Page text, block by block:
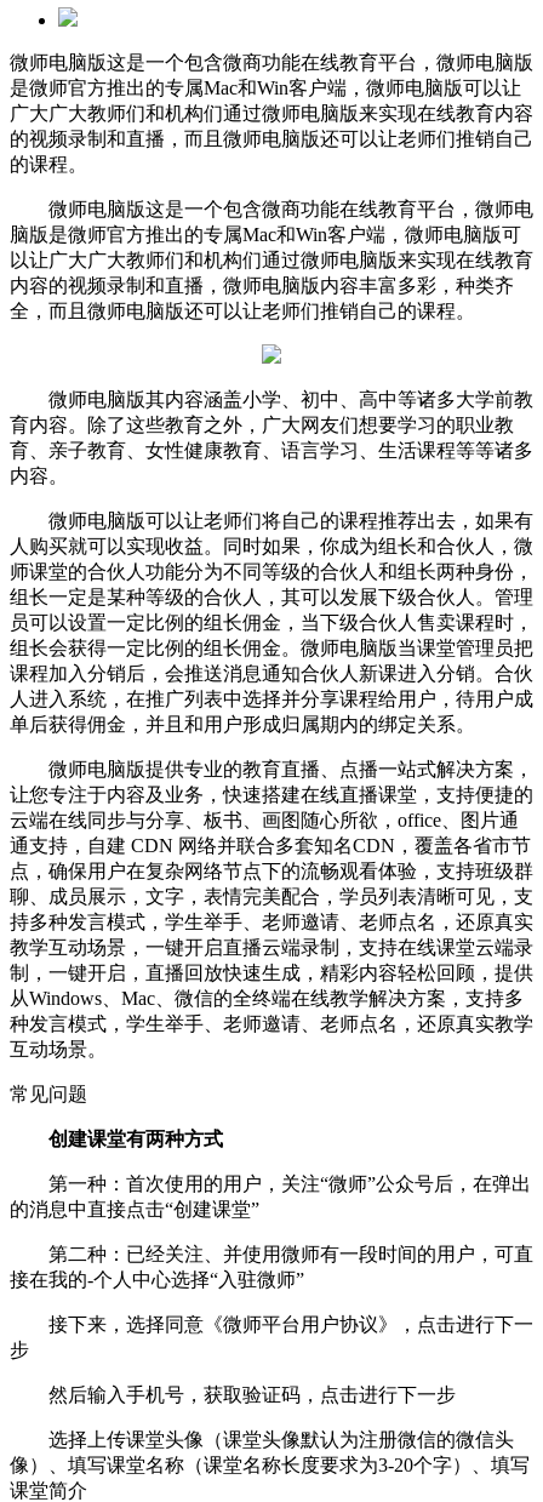
微师电脑版这是一个包含微商功能在线教育平台，微师电脑版
是微师官方推出的专属Mac和Win客户端，微师电脑版可以让
广大广大教师们和机构们通过微师电脑版来实现在线教育内容
的视频录制和直播，而且微师电脑版还可以让老师们推销自己
的课程。
微师电脑版这是一个包含微商功能在线教育平台，微师电
脑版是微师官方推出的专属Mac和Win客户端，微师电脑版可
以让广大广大教师们和机构们通过微师电脑版来实现在线教育
内容的视频录制和直播，微师电脑版内容丰富多彩，种类齐
全，而且微师电脑版还可以让老师们推销自己的课程。
微师电脑版其内容涵盖小学、初中、高中等诸多大学前教
育内容。除了这些教育之外，广大网友们想要学习的职业教
育、亲子教育、女性健康教育、语言学习、生活课程等等诸多
内容。
微师电脑版可以让老师们将自己的课程推荐出去，如果有
人购买就可以实现收益。同时如果，你成为组长和合伙人，微
师课堂的合伙人功能分为不同等级的合伙人和组长两种身份，
组长一定是某种等级的合伙人，其可以发展下级合伙人。管理
员可以设置一定比例的组长佣金，当下级合伙人售卖课程时，
组长会获得一定比例的组长佣金。微师电脑版当课堂管理员把
课程加入分销后，会推送消息通知合伙人新课进入分销。合伙
人进入系统，在推广列表中选择并分享课程给用户，待用户成
单后获得佣金，并且和用户形成归属期内的绑定关系。
微师电脑版提供专业的教育直播、点播一站式解决方案，
让您专注于内容及业务，快速搭建在线直播课堂，支持便捷的
云端在线同步与分享、板书、画图随心所欲，office、图片通
通支持，自建 CDN 网络并联合多套知名CDN，覆盖各省市节
点，确保用户在复杂网络节点下的流畅观看体验，支持班级群
聊、成员展示，文字，表情完美配合，学员列表清晰可见，支
持多种发言模式，学生举手、老师邀请、老师点名，还原真实
教学互动场景，一键开启直播云端录制，支持在线课堂云端录
制，一键开启，直播回放快速生成，精彩内容轻松回顾，提供
从Windows、Mac、微信的全终端在线教学解决方案，支持多
种发言模式，学生举手、老师邀请、老师点名，还原真实教学
互动场景。
常见问题
创建课堂有两种方式
第一种：首次使用的用户，关注“微师”公众号后，在弹出
的消息中直接点击“创建课堂”
第二种：已经关注、并使用微师有一段时间的用户，可直
接在我的-个人中心选择“入驻微师”
接下来，选择同意《微师平台用户协议》，点击进行下一
步
然后输入手机号，获取验证码，点击进行下一步
选择上传课堂头像（课堂头像默认为注册微信的微信头
像）、填写课堂名称（课堂名称长度要求为3-20个字）、填写
课堂简介